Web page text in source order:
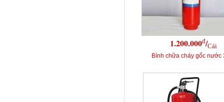
1.200.000đ/Cái
Bình chữa cháy gốc nước